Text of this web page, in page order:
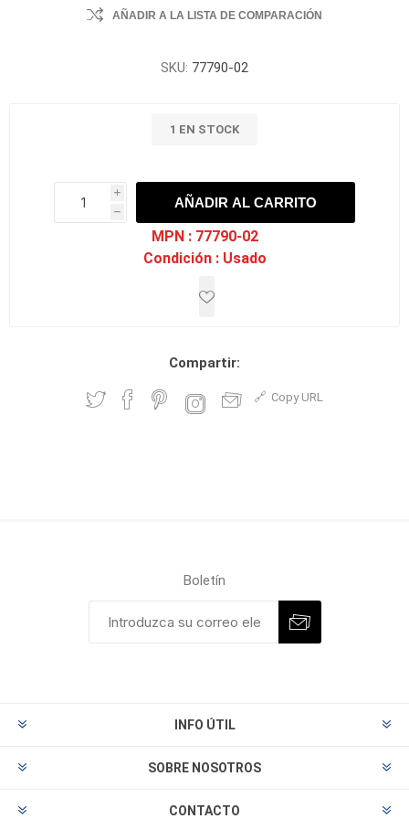
AÑADIR A LA LISTA DE COMPARACIÓN
SKU: 77790-02
1 EN STOCK
i
h
h
AÑADIR AL CARRITO
MPN : 77790-02
Condición : Usado
Compartir:
Copy URL
Boletín
INFO ÚTIL
SOBRE NOSOTROS
CONTACTO